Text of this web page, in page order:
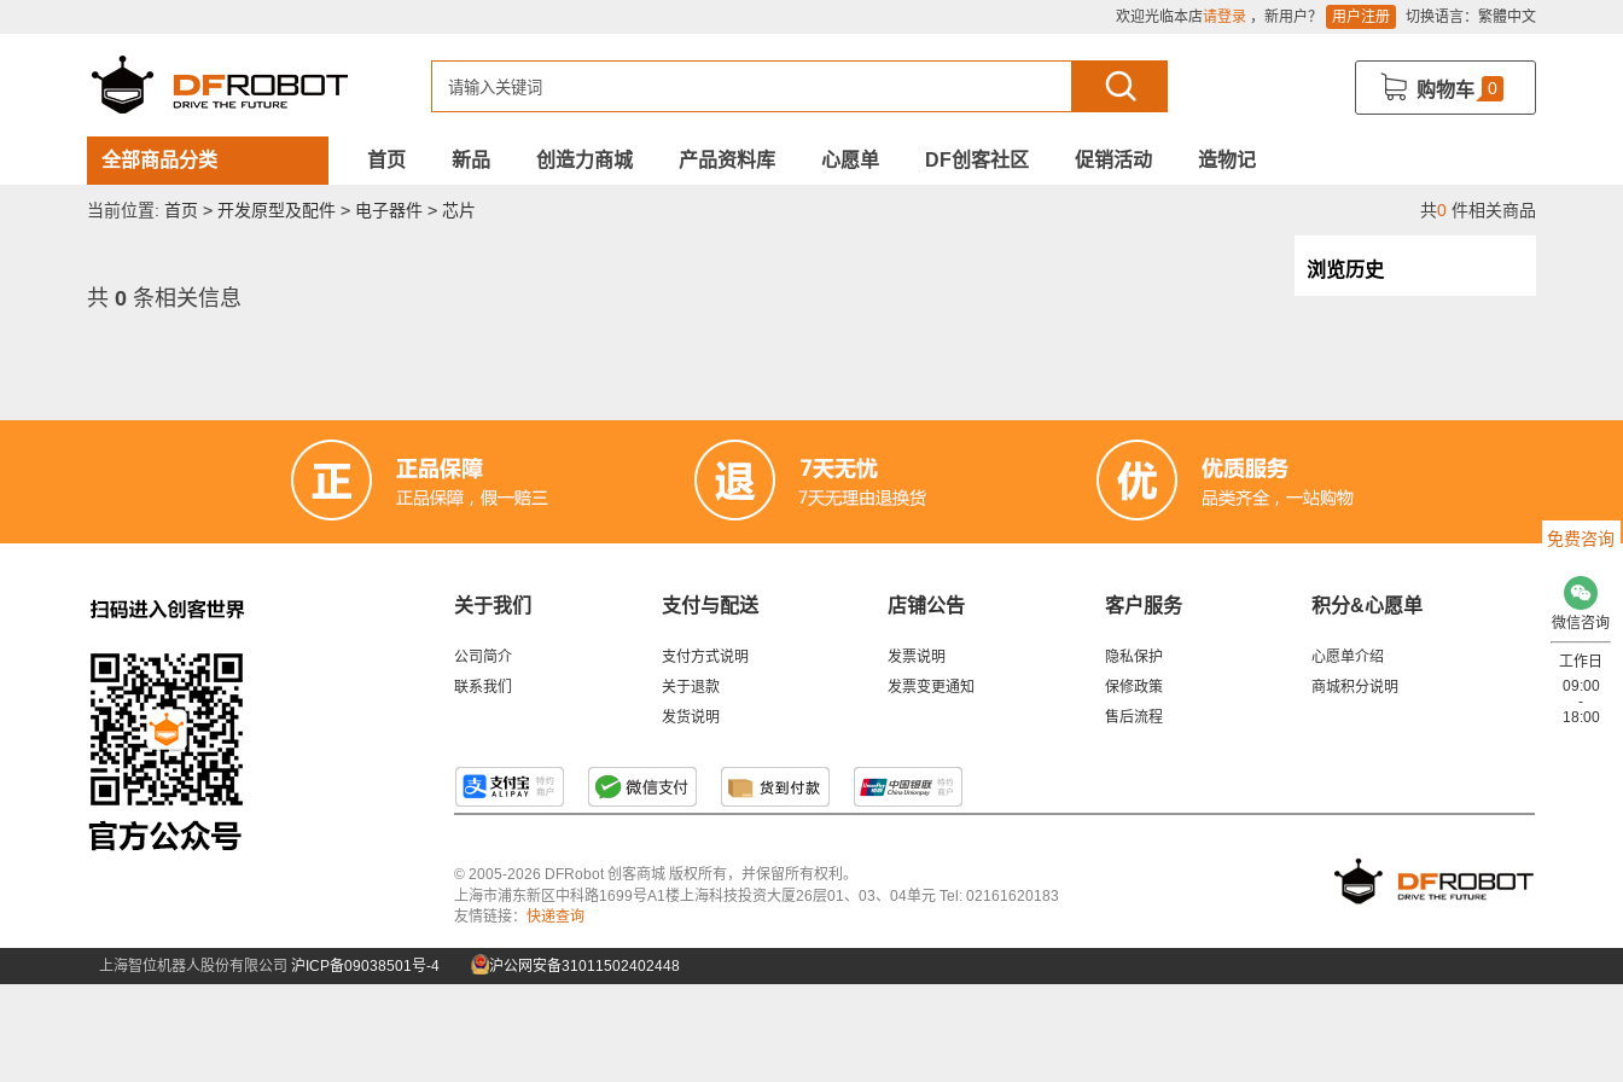
欢迎光临本店请登录 ，新用户？ 用户注册 切换语言： 繁體中文
购物车 0
全部商品分类 首页 新品 创造力商城 产品资料库 心愿单 DF创客社区 促销活动 造物记
当前位置: 首页 > 开发原型及配件 > 电子器件 > 芯片 共0 件相关商品
共 0 条相关信息
浏览历史
关于我们
公司简介
联系我们
支付与配送
支付方式说明
关于退款
发货说明
店铺公告
发票说明
发票变更通知
客户服务
隐私保护
保修政策
售后流程
积分&心愿单
心愿单介绍
商城积分说明
© 2005-2026 DFRobot 创客商城 版权所有，并保留所有权利。
上海市浦东新区中科路1699号A1楼上海科技投资大厦26层01、03、04单元 Tel: 02161620183
友情链接： 快递查询
免费咨询
微信咨询
工作日
09:00
-
18:00
上海智位机器人股份有限公司 沪ICP备09038501号-4 沪公网安备31011502402448